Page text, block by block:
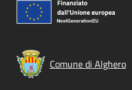
Comune di Alghero